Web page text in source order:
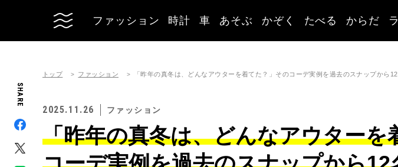
ファッション 時計 車 あそぶ かぞく たべる からだ
SHARE
トップ ファッション 「昨年の真冬は、どんなアウターを着てた？」そのコーデ実例を過去のスナップから
2025.11.26 ファッション
「昨年の真冬は、どんなアウターを